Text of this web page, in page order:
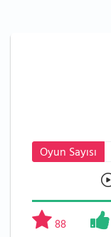
Oyun Sayısı
88